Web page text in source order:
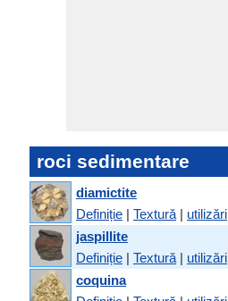
roci sedimentare
diamictite
Definiție | Textură | utilizări
jaspillite
Definiție | Textură | utilizări
coquina